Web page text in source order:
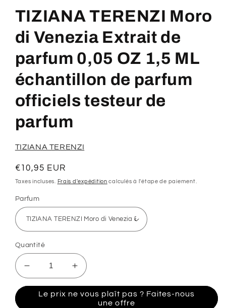
média
dans
une
fenêtre
TIZIANA TERENZI Moro
di Venezia Extrait de
parfum 0,05 OZ 1,5 ML
échantillon de parfum
officiels testeur de
parfum
TIZIANA TERENZI
Prix
habituel
€10,95 EUR
Taxes incluses. Frais d'expédition calculés à l'étape de paiement.
Parfum
Quantité
Réduire
la
quantité
Augmenter
la
quantité
Le prix ne vous plaît pas ? Faites-nous
une offre